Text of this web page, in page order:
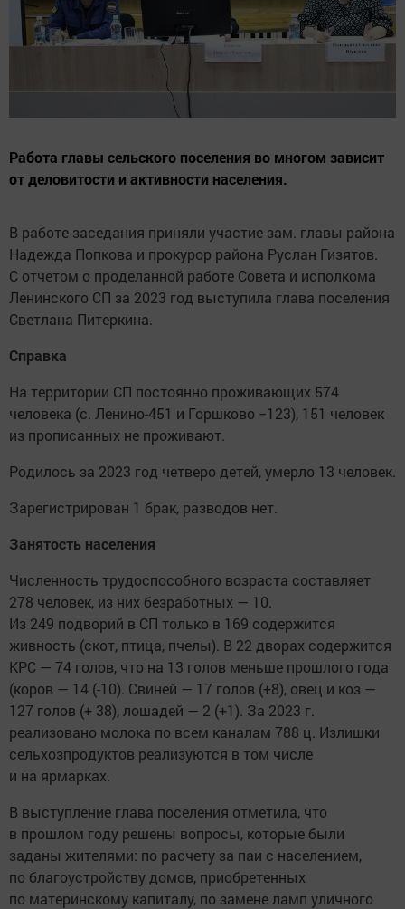
Работа главы сельского поселения во многом зависит
от деловитости и активности населения.
В работе заседания приняли участие зам. главы района
Надежда Попкова и прокурор района Руслан Гизятов.
С отчетом о проделанной работе Совета и исполкома
Ленинского СП за 2023 год выступила глава поселения
Светлана Питеркина.
Справка
На территории СП постоянно проживающих 574
человека (с. Ленино-451 и Горшково −123), 151 человек
из прописанных не проживают.
Родилось за 2023 год четверо детей, умерло 13 человек.
Зарегистрирован 1 брак, разводов нет.
Занятость населения
Численность трудоспособного возраста составляет
278 человек, из них безработных — 10.
Из 249 подворий в СП только в 169 содержится
живность (скот, птица, пчелы). В 22 дворах содержится
КРС — 74 голов, что на 13 голов меньше прошлого года
(коров — 14 (-10). Свиней — 17 голов (+8), овец и коз —
127 голов (+ 38), лошадей — 2 (+1). За 2023 г.
реализовано молока по всем каналам 788 ц. Излишки
сельхозпродуктов реализуются в том числе
и на ярмарках.
В выступление глава поселения отметила, что
в прошлом году решены вопросы, которые были
заданы жителями: по расчету за паи с населением,
по благоустройству домов, приобретенных
по материнскому капиталу, по замене ламп уличного